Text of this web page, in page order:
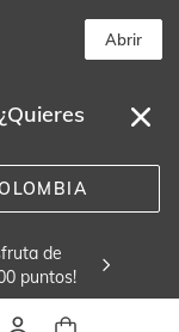
Abrir
de
puntos!